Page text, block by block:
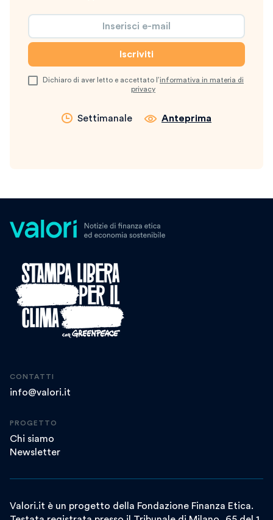
Dichiaro di aver letto e accettato l’informativa in materia di
privacy
Settimanale Anteprima
CONTATTI
info@valori.it
PROGETTO
Chi siamo
Newsletter
Valori.it è un progetto della Fondazione Finanza Etica.